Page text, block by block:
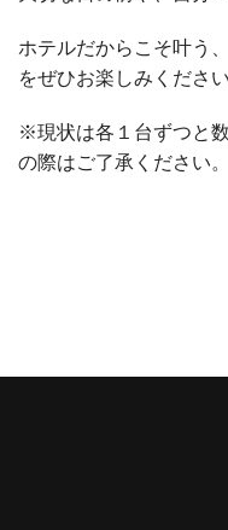
ホテルだからこそ叶う
をぜひお楽しみください
※現状は各１台ずつと
の際はご了承ください。